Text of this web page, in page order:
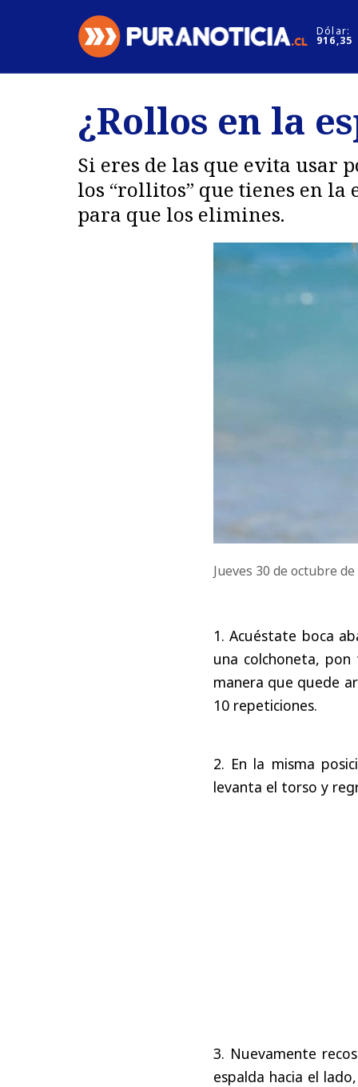
Dólar:
916,35
Regiones
Deportes Motores
¿Rollos en la
Si eres de las que evita usar
los “rollitos” que tienes en la
para que los elimines.
Jueves 30 de octubre
1. Acuéstate boca
una colchoneta,
manera que quede
10 repeticiones.
2. En la misma
levanta el torso y
3. Nuevamente
espalda hacia el